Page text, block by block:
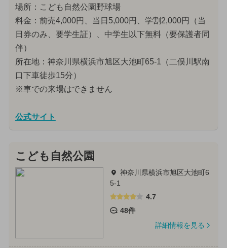
場所：こども自然公園野球場
料金：前売4,000円、当日5,000円、学割2,000円（当
日券のみ、要学生証）、中学生以下無料（要保護者同
伴）
所在地：神奈川県横浜市旭区大池町65-1（二俣川駅南
口下車徒歩15分）
※車での来場はできません
公式サイト
こども自然公園
神奈川県横浜市旭区大池町6
5-1
4.7
48件
詳細情報を見る